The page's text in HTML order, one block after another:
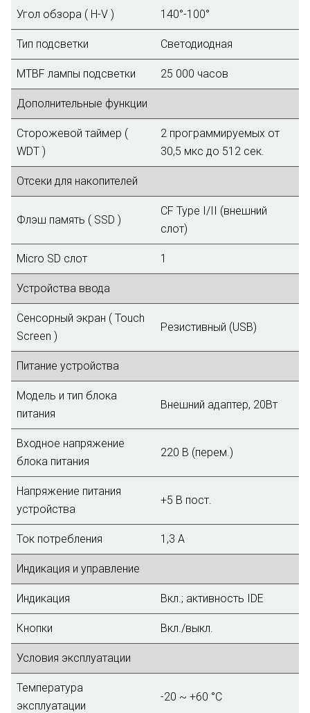
Угол обзора ( H-V ) 140°-100°
Тип подсветки Светодиодная
MTBF лампы подсветки 25 000 часов
Дополнительные функции
Сторожевой таймер (
WDT )
2 программируемых от
30,5 мкс до 512 сек.
Отсеки для накопителей
Флэш память ( SSD )
CF Type I/II (внешний
слот)
Micro SD слот 1
Устройства ввода
Сенсорный экран ( Touch
Screen )
Резистивный (USB)
Питание устройства
Модель и тип блока
питания
Внешний адаптер, 20Вт
Входное напряжение
блока питания
220 В (перем.)
Напряжение питания
устройства
+5 В пост.
Ток потребления 1,3 A
Индикация и управление
Индикация Вкл.; активность IDE
Кнопки Вкл./выкл.
Условия эксплуатации
Температура
эксплуатации
-20 ~ +60 °C